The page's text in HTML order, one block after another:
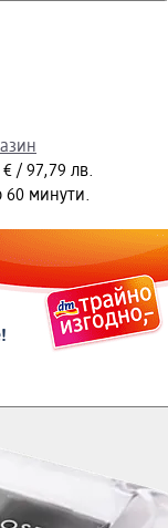
/ 97,79 лв.
60 минути.